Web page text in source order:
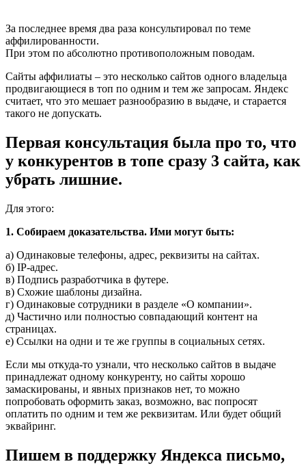
За последнее время два раза консультировал по теме
аффилированности.
При этом по абсолютно противоположным поводам.
Сайты аффилиаты – это несколько сайтов одного владельца
продвигающиеся в топ по одним и тем же запросам. Яндекс
считает, что это мешает разнообразию в выдаче, и старается
такого не допускать.
Первая консультация была про то, что
у конкурентов в топе сразу 3 сайта, как
убрать лишние.
Для этого:
1. Собираем доказательства. Ими могут быть:
а) Одинаковые телефоны, адрес, реквизиты на сайтах.
б) IP-адрес.
в) Подпись разработчика в футере.
в) Схожие шаблоны дизайна.
г) Одинаковые сотрудники в разделе «О компании».
д) Частично или полностью совпадающий контент на
страницах.
е) Ссылки на одни и те же группы в социальных сетях.
Если мы откуда-то узнали, что несколько сайтов в выдаче
принадлежат одному конкуренту, но сайты хорошо
замаскированы, и явных признаков нет, то можно
попробовать оформить заказ, возможно, вас попросят
оплатить по одним и тем же реквизитам. Или будет общий
эквайринг.
Пишем в поддержку Яндекса письмо,